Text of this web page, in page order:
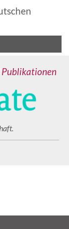
Publikationen